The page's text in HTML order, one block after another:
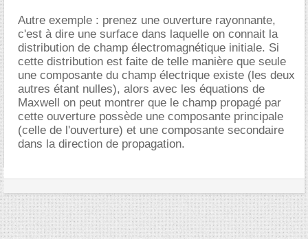
Autre exemple : prenez une ouverture rayonnante,
c'est à dire une surface dans laquelle on connait la
distribution de champ électromagnétique initiale. Si
cette distribution est faite de telle manière que seule
une composante du champ électrique existe (les deux
autres étant nulles), alors avec les équations de
Maxwell on peut montrer que le champ propagé par
cette ouverture possède une composante principale
(celle de l'ouverture) et une composante secondaire
dans la direction de propagation.